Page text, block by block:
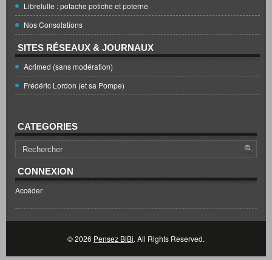
Librelulle : potache potiche et poterne
Nos Consolations
SITES RÉSEAUX & JOURNAUX
Acrimed (sans modération)
Frédéric Lordon (et sa Pompe)
CATEGORIES
CONNEXION
Accéder
© 2026 Pensez BiBi. All Rights Reserved.